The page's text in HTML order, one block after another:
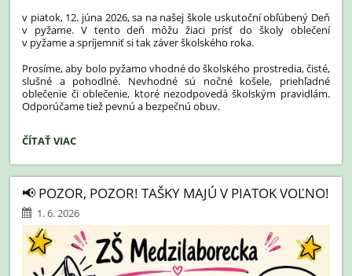
v piatok, 12. júna 2026, sa na našej škole uskutoční obľúbený Deň
v pyžame. V tento deň môžu žiaci prísť do školy oblečení
v pyžame a spríjemniť si tak záver školského roka.
Prosíme, aby bolo pyžamo vhodné do školského prostredia, čisté,
slušné a pohodlné. Nevhodné sú nočné košele, priehľadné
oblečenie či oblečenie, ktoré nezodpovedá školským pravidlám.
Odporúčame tiež pevnú a bezpečnú obuv.
DEŇ
PYŽAME
-
12.06.2026:
ČÍTAŤ VIAC
📢 POZOR, POZOR! TAŠKY MAJÚ V PIATOK VOĽNO!
1. 6. 2026